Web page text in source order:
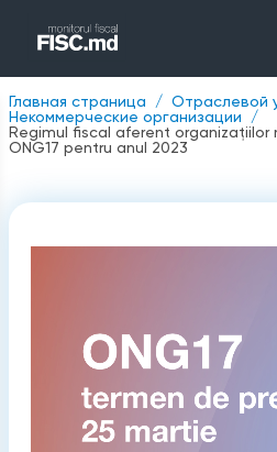
Главная страница
Отраслевой
Некоммерческие организации
Regimul fiscal aferent organizaţiilor
ONG17 pentru anul 2023